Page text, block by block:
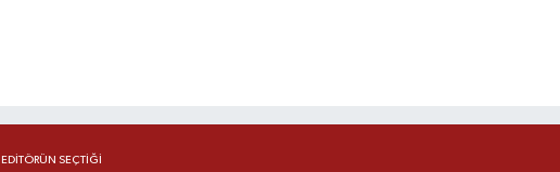
EDITÖRÜN SEÇTIĞI